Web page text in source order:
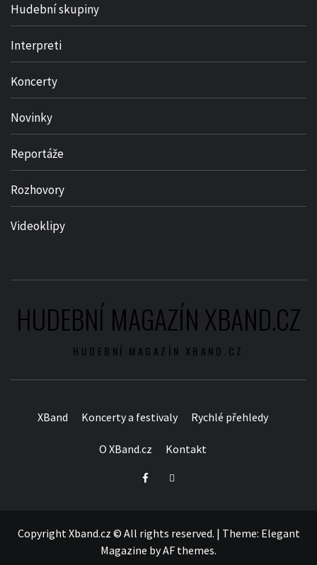
Hudební skupiny
Interpreti
Koncerty
Novinky
Reportáže
Rozhovory
Videoklipy
HUDEBNÍ MAGAZÍN XBAND.CZ
HUDEBNÍ MAGAZÍN XBAND.CZ
XBand Koncerty a festivaly Rychlé přehledy
O XBand.cz Kontakt
FacebookTwitter
Copyright Xband.cz © All rights reserved. | Theme: Elegant
Magazine byAF themes.